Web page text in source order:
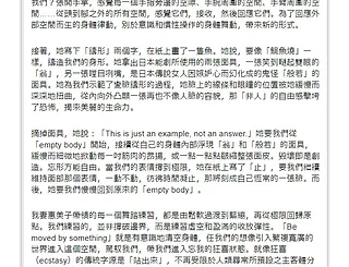
“The visualization is helpful for me to relax because
I have a hard time relaxing. The water prompt is
helpful for me to do other dances as well.”
— 40's・C.K
“オンラインワークショップは家で気軽に参加でき
るのが良いですね。
九州在住だと普段はなかなか我妻さんのワークショ
ップは受けられないですが、